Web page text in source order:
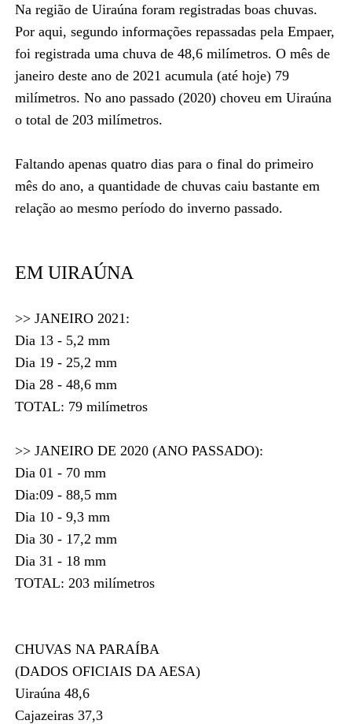
Na região de Uiraúna foram registradas boas chuvas.
Por aqui, segundo informações repassadas pela Empaer,
foi registrada uma chuva de 48,6 milímetros. O mês de
janeiro deste ano de 2021 acumula (até hoje) 79
milímetros. No ano passado (2020) choveu em Uiraúna
o total de 203 milímetros.
Faltando apenas quatro dias para o final do primeiro
mês do ano, a quantidade de chuvas caiu bastante em
relação ao mesmo período do inverno passado.
EM UIRAÚNA
>> JANEIRO 2021:
Dia 13 - 5,2 mm
Dia 19 - 25,2 mm
Dia 28 - 48,6 mm
TOTAL: 79 milímetros
>> JANEIRO DE 2020 (ANO PASSADO):
Dia 01 - 70 mm
Dia:09 - 88,5 mm
Dia 10 - 9,3 mm
Dia 30 - 17,2 mm
Dia 31 - 18 mm
TOTAL: 203 milímetros
CHUVAS NA PARAÍBA
(DADOS OFICIAIS DA AESA)
Uiraúna 48,6
Cajazeiras 37,3